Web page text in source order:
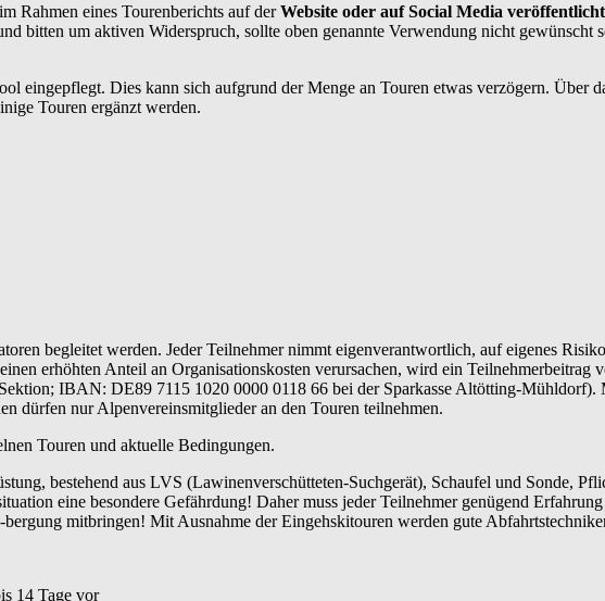
Rahmen eines Tourenberichts auf derWebsite oder auf Social Media veröffentlicht
bitten um aktiven Widerspruch, sollte oben genannte Verwendung nicht gewünscht
eingepflegt. Dies kann sich aufgrund der Menge an Touren etwas verzögern. Über
Touren ergänzt werden.
begleitet werden. Jeder Teilnehmer nimmt eigenverantwortlich, auf eigenes
erhöhten Anteil an Organisationskosten verursachen, wird ein Teilnehmerbeitrag
IBAN: DE89 7115 1020 0000 0118 66 bei der Sparkasse Altötting-Mühldorf).
dürfen nur Alpenvereinsmitglieder an den Touren teilnehmen.
Touren und aktuelle Bedingungen.
bestehend aus LVS (Lawinenverschütteten-Suchgerät), Schaufel und Sonde,
eine besondere Gefährdung! Daher muss jeder Teilnehmer genügend
mitbringen! Mit Ausnahme der Eingehskitouren werden gute
14 Tage vor